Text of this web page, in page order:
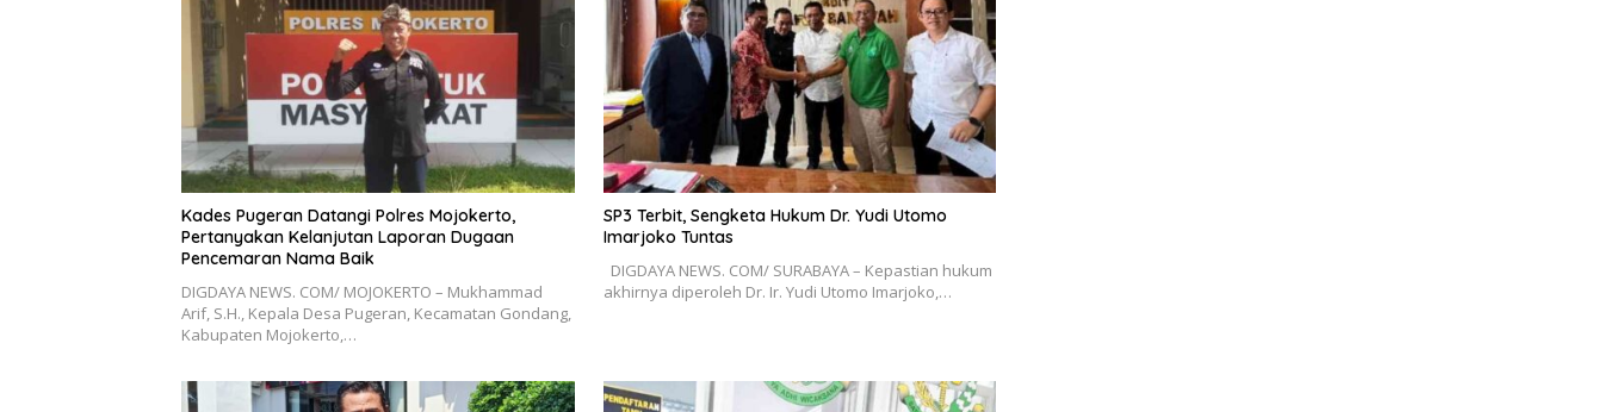
Kades Pugeran Datangi Polres Mojokerto,
Pertanyakan Kelanjutan Laporan Dugaan
Pencemaran Nama Baik
DIGDAYA NEWS. COM/ MOJOKERTO – Mukhammad
Arif, S.H., Kepala Desa Pugeran, Kecamatan Gondang,
Kabupaten Mojokerto,…
SP3 Terbit, Sengketa Hukum Dr. Yudi Utomo
Imarjoko Tuntas
DIGDAYA NEWS. COM/ SURABAYA – Kepastian hukum
akhirnya diperoleh Dr. Ir. Yudi Utomo Imarjoko,…